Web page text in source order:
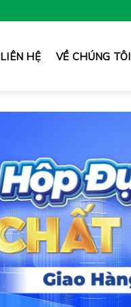
LIÊN HỆ VỀ CHÚNG TÔI